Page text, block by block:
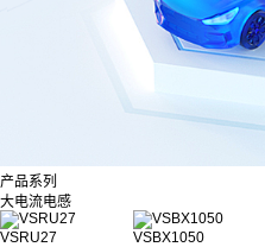
产品系列
大电流电感
VSRU27
VSBX1050